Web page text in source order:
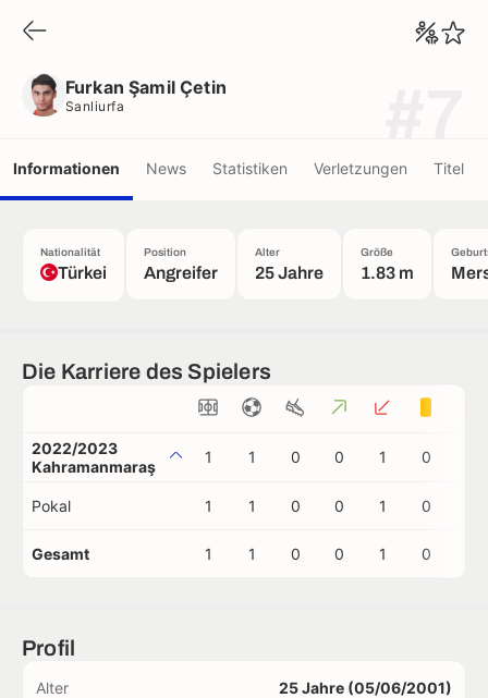
Furkan Şamil Çetin
Sanliurfa
Informationen News Statistiken Verletzungen Titel
Nationalität
Türkei
Position
Angreifer
Alter
25 Jahre
Größe
1.83 m
Die Karriere des Spielers
2022/2023
Kahramanmaraş
1 1 0 0 1 0
Pokal 1 1 0 0 1 0
Gesamt 1 1 0 0 1 0
Profil
Alter 25 Jahre (05/06/2001)